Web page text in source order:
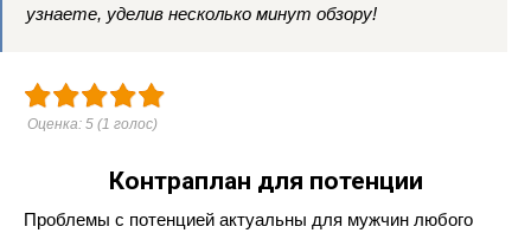
узнаете, уделив несколько минут обзору!
Оценка: 5 (1 голос)
Контраплан для потенции
Проблемы с потенцией актуальны для мужчин любого